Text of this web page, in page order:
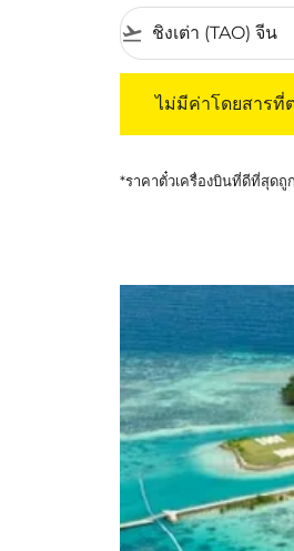
flight_takeoff
ไม่มีค่าโดยสารที่
*ราคาตั๋วเครื่องบินที่ดีที่สุด